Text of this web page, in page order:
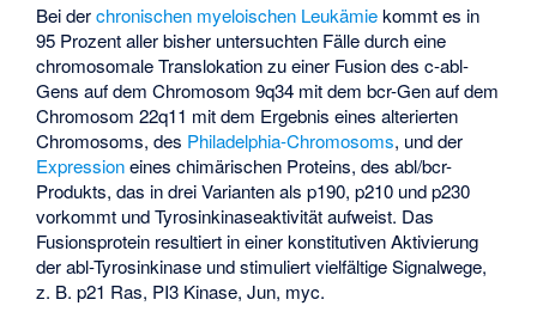
Bei derchronischen myeloischen Leukämiekommt es in
95 Prozent aller bisher untersuchten Fälle durch eine
chromosomale Translokation zu einer Fusion des c-abl-
Gens auf dem Chromosom 9q34 mit dem bcr-Gen auf dem
Chromosom 22q11 mit dem Ergebnis eines alterierten
Chromosoms, des Philadelphia-Chromosoms, und der
Expressioneines chimärischen Proteins, des abl/bcr-
Produkts, das in drei Varianten als p190, p210 und p230
vorkommt und Tyrosinkinaseaktivität aufweist. Das
Fusionsprotein resultiert in einer konstitutiven Aktivierung
der abl-Tyrosinkinase und stimuliert vielfältige Signalwege,
z. B. p21 Ras, PI3 Kinase, Jun, myc.